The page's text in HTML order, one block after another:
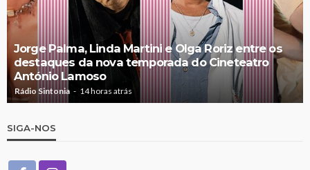
Jorge Palma, Linda Martini e Olga Roriz entre os
destaques da nova temporada do Cineteatro
António Lamoso
Rádio Sintonia 14 horas atrás
SIGA-NOS